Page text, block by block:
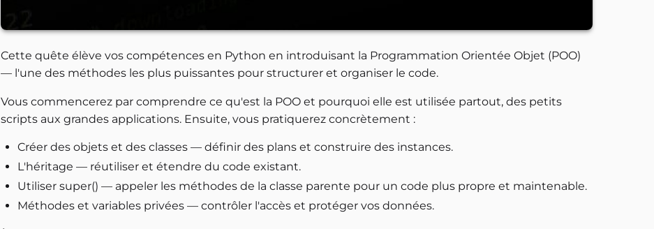
Cette quête élève vos compétences en Python en introduisant la Programmation Orientée Objet (POO)
— l'une des méthodes les plus puissantes pour structurer et organiser le code.
Vous commencerez par comprendre ce qu'est la POO et pourquoi elle est utilisée partout, des petits
scripts aux grandes applications. Ensuite, vous pratiquerez concrètement :
Créer des objets et des classes — définir des plans et construire des instances.
L'héritage — réutiliser et étendre du code existant.
Utiliser super() — appeler les méthodes de la classe parente pour un code plus propre et maintenable.
Méthodes et variables privées — contrôler l'accès et protéger vos données.